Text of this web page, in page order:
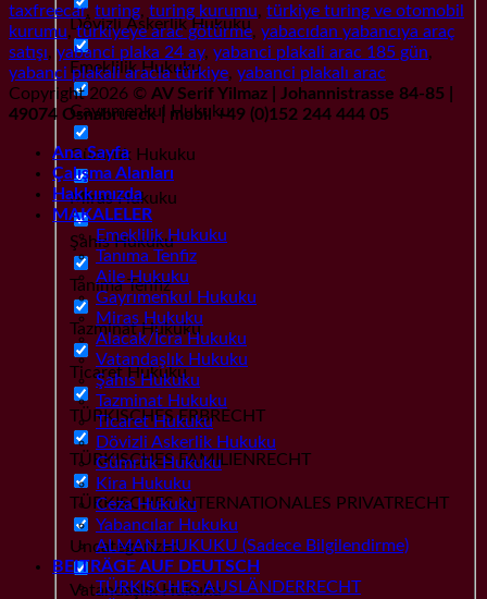
Dövizli Askerlik Hukuku
Emeklilik Hukuku
Gayrımenkul Hukuku
Gümrük Hukuku
Miras Hukuku
Şahıs Hukuku
Tanıma Tenfiz
Tazminat Hukuku
Ticaret Hukuku
TÜRKISCHES ERBRECHT
TÜRKISCHES FAMILIENRECHT
TÜRKISCHES INTERNATIONALES PRIVATRECHT
Uncategorized
Vatandaşlık Hukuku
taxfreecar, turing, turing kurumu, türkiye turing ve otomobil
kurumu,türkiyeye arac götürme, yabacıdan yabancıya araç
satışı, yabanci plaka 24 ay, yabanci plakali arac 185 gün,
yabanci plakali aracla türkiye, yabanci plakalı arac
Copyright 2026 © AV Serif Yilmaz | Johannistrasse 84-85 |
49074 Osnabrueck | mobil +49 (0)152 244 444 05
Ana Sayfa
Çalışma Alanları
Hakkımızda
MAKALELER
Emeklilik Hukuku
Tanıma Tenfiz
Aile Hukuku
Gayrımenkul Hukuku
Miras Hukuku
Alacak/İcra Hukuku
Vatandaşlık Hukuku
Şahıs Hukuku
Tazminat Hukuku
Ticaret Hukuku
Dövizli Askerlik Hukuku
Gümrük Hukuku
Kira Hukuku
Ceza Hukuku
Yabancılar Hukuku
ALMAN HUKUKU (Sadece Bilgilendirme)
BEITRÄGE AUF DEUTSCH
TÜRKISCHES AUSLÄNDERRECHT